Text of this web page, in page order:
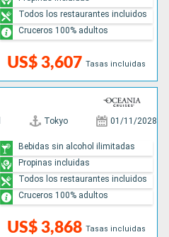
US$ 3,607 Tasas incluidas
Todos los restaurantes incluidos
Cruceros 100% adultos
Tokyo 01/11/2028
US$ 3,868 Tasas incluidas
Bebidas sin alcohol ilimitadas
Propinas incluidas
Todos los restaurantes incluidos
Cruceros 100% adultos